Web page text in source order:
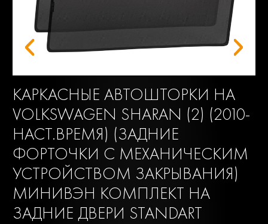
КАРКАСНЫЕ АВТОШТОРКИ НА
VOLKSWAGEN SHARAN (2) (2010-
НАСТ.ВРЕМЯ) (ЗАДНИЕ
ФОРТОЧКИ С МЕХАНИЧЕСКИМ
УСТРОЙСТВОМ ЗАКРЫВАНИЯ)
МИНИВЭН КОМПЛЕКТ НА
ЗАДНИЕ ДВЕРИ STANDART